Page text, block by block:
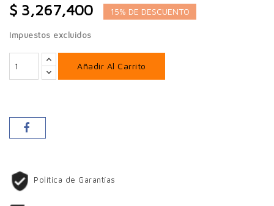
$ 3,267,400 15% DE DESCUENTO
Impuestos excluidos
Añadir Al Carrito
Política de Garantías